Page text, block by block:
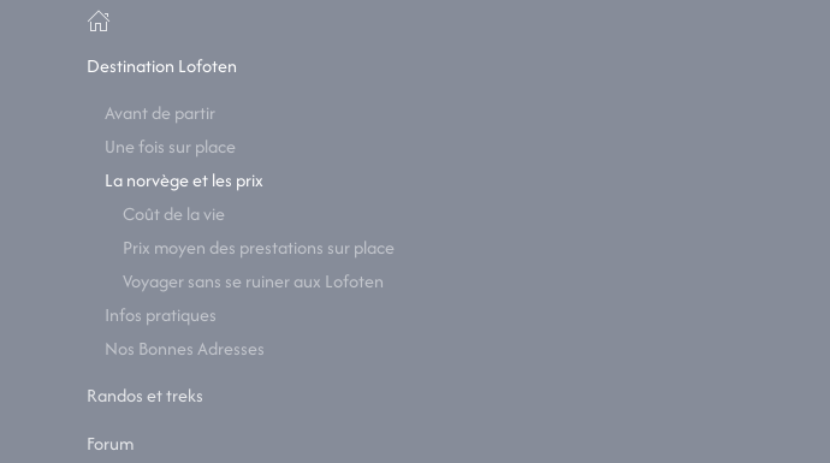
Destination Lofoten
Avant de partir
Une fois sur place
La norvège et les prix
Coût de la vie
Prix moyen des prestations sur place
Voyager sans se ruiner aux Lofoten
Infos pratiques
Nos Bonnes Adresses
Randos et treks
Forum